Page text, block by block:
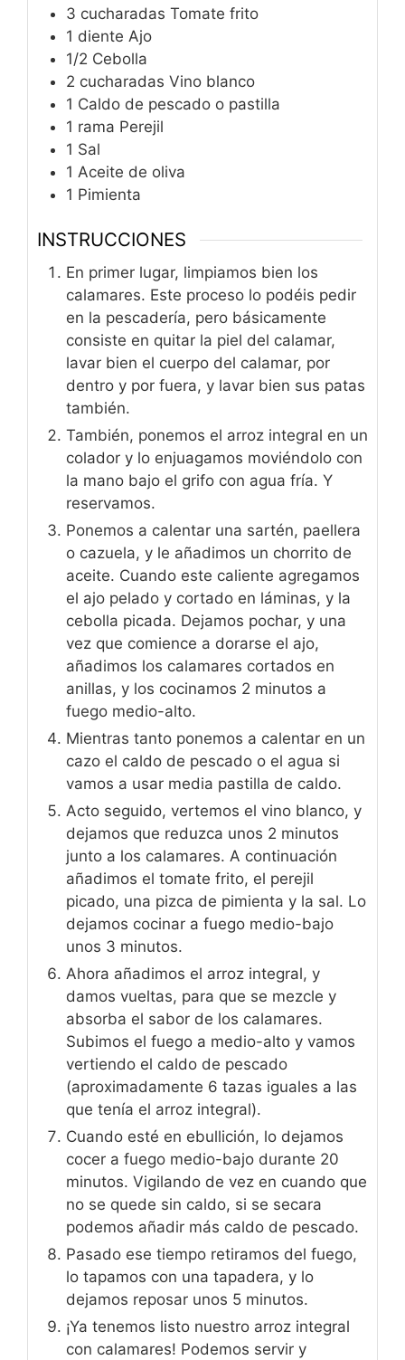
3 cucharadas Tomate frito
1 diente Ajo
1/2 Cebolla
2 cucharadas Vino blanco
1 Caldo de pescado o pastilla
1 rama Perejil
1 Sal
1 Aceite de oliva
1 Pimienta
INSTRUCCIONES
En primer lugar, limpiamos bien los
calamares. Este proceso lo podéis pedir
en la pescadería, pero básicamente
consiste en quitar la piel del calamar,
lavar bien el cuerpo del calamar, por
dentro y por fuera, y lavar bien sus patas
también.
También, ponemos el arroz integral en un
colador y lo enjuagamos moviéndolo con
la mano bajo el grifo con agua fría. Y
reservamos.
Ponemos a calentar una sartén, paellera
o cazuela, y le añadimos un chorrito de
aceite. Cuando este caliente agregamos
el ajo pelado y cortado en láminas, y la
cebolla picada. Dejamos pochar, y una
vez que comience a dorarse el ajo,
añadimos los calamares cortados en
anillas, y los cocinamos 2 minutos a
fuego medio-alto.
Mientras tanto ponemos a calentar en un
cazo el caldo de pescado o el agua si
vamos a usar media pastilla de caldo.
Acto seguido, vertemos el vino blanco, y
dejamos que reduzca unos 2 minutos
junto a los calamares. A continuación
añadimos el tomate frito, el perejil
picado, una pizca de pimienta y la sal. Lo
dejamos cocinar a fuego medio-bajo
unos 3 minutos.
Ahora añadimos el arroz integral, y
damos vueltas, para que se mezcle y
absorba el sabor de los calamares.
Subimos el fuego a medio-alto y vamos
vertiendo el caldo de pescado
(aproximadamente 6 tazas iguales a las
que tenía el arroz integral).
Cuando esté en ebullición, lo dejamos
cocer a fuego medio-bajo durante 20
minutos. Vigilando de vez en cuando que
no se quede sin caldo, si se secara
podemos añadir más caldo de pescado.
Pasado ese tiempo retiramos del fuego,
lo tapamos con una tapadera, y lo
dejamos reposar unos 5 minutos.
¡Ya tenemos listo nuestro arroz integral
con calamares! Podemos servir y